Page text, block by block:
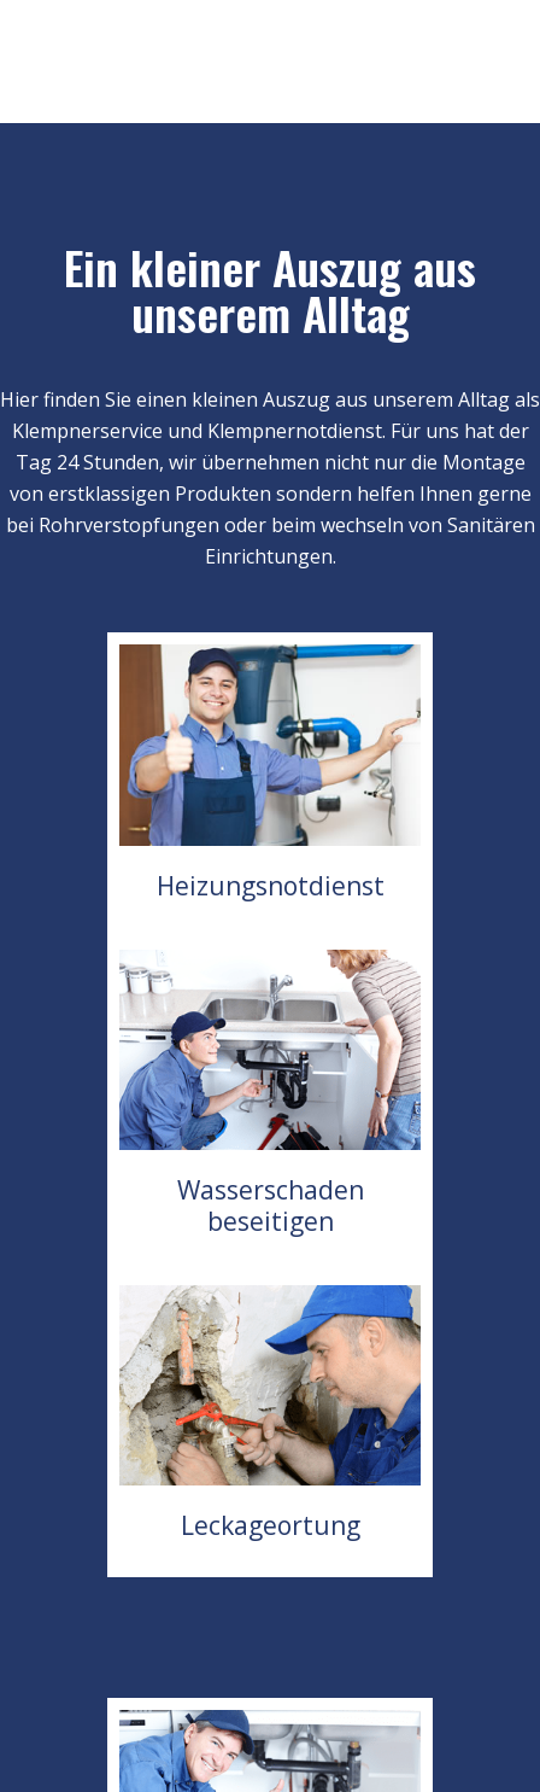
Ein kleiner Auszug aus
unserem Alltag
Hier finden Sie einen kleinen Auszug aus unserem Alltag als
Klempnerservice und Klempnernotdienst. Für uns hat der
Tag 24 Stunden, wir übernehmen nicht nur die Montage
von erstklassigen Produkten sondern helfen Ihnen gerne
bei Rohrverstopfungen oder beim wechseln von Sanitären
Einrichtungen.
Heizungsnotdienst
Wasserschaden
beseitigen
Leckageortung